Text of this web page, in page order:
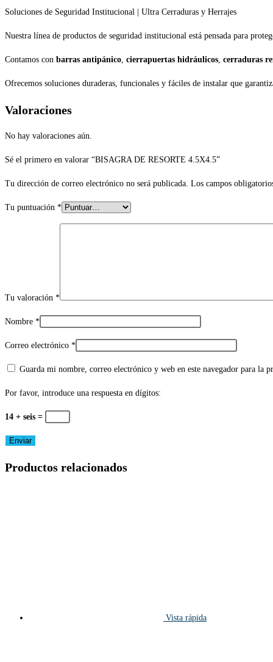
Soluciones de Seguridad Institucional | Ultra Cerraduras y Herrajes
Nuestra línea de productos de seguridad institucional está pensada para
Contamos con barras antipánico, cierrapuertas hidráulicos, cerraduras
Ofrecemos soluciones duraderas, funcionales y fáciles de instalar que
Valoraciones
No hay valoraciones aún.
Sé el primero en valorar “BISAGRA DE RESORTE 4.5X4.5”
Tu dirección de correo electrónico no será publicada. Los campos
Tu puntuación *
Tu valoración *
Nombre *
Correo electrónico *
Guarda mi nombre, correo electrónico y web en este navegador para la
Por favor, introduce una respuesta en dígitos:
14 + seis =
Productos relacionados
Vista rápida